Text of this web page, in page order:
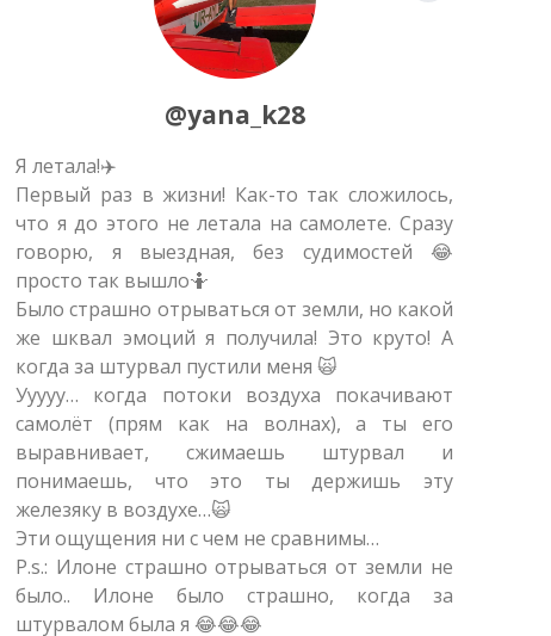
@yana_k28
Я летала!✈️
Первый раз в жизни! Как-то так сложилось,
что я до этого не летала на самолете. Сразу
говорю, я выездная, без судимостей 😂
просто так вышло🤷
Было страшно отрываться от земли, но какой
же шквал эмоций я получила! Это круто! А
когда за штурвал пустили меня 🙀
Ууууу… когда потоки воздуха покачивают
самолёт (прям как на волнах), а ты его
выравнивает, сжимаешь штурвал и
понимаешь, что это ты держишь эту
железяку в воздухе…🙀
Эти ощущения ни с чем не сравнимы…
P.s.: Илоне страшно отрываться от земли не
было.. Илоне было страшно, когда за
штурвалом была я 😂😂😂